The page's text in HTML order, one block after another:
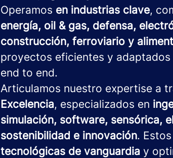
Operamos en industrias clave,
energía, oil & gas, defensa,
construcción, ferroviario y
proyectos eficientes y
end to end.
Articulamos nuestro expertise a
Excelencia, especializados en
simulación, software, sensórica,
sostenibilidad e innovación.
tecnológicas de vanguardia y